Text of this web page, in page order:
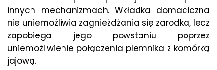
innych mechanizmach. Wkładka domaciczna
nie uniemożliwia zagnieżdżania się zarodka, lecz
zapobiega jego powstaniu poprzez
uniemożliwienie połączenia plemnika z komórką
jajową.